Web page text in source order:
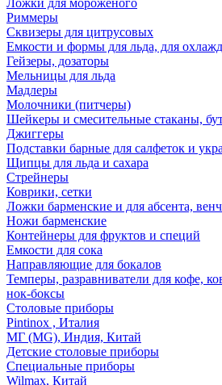
Ложки для мороженого
Риммеры
Сквизеры для цитрусовых
Емкости и формы для льда, для
Гейзеры, дозаторы
Мельницы для льда
Мадлеры
Молочники (питчеры)
Шейкеры и смесительные стаканы,
Джиггеры
Подставки барные для салфеток и
Щипцы для льда и сахара
Стрейнеры
Коврики, сетки
Ложки барменские и для абсента,
Ножи барменские
Контейнеры для фруктов и специй
Емкости для сока
Направляющие для бокалов
Темперы, разравниватели для кофе,
нок-боксы
Столовые приборы
Pintinox , Италия
МГ (MG), Индия, Китай
Детские столовые приборы
Специальные приборы
Wilmax, Китай